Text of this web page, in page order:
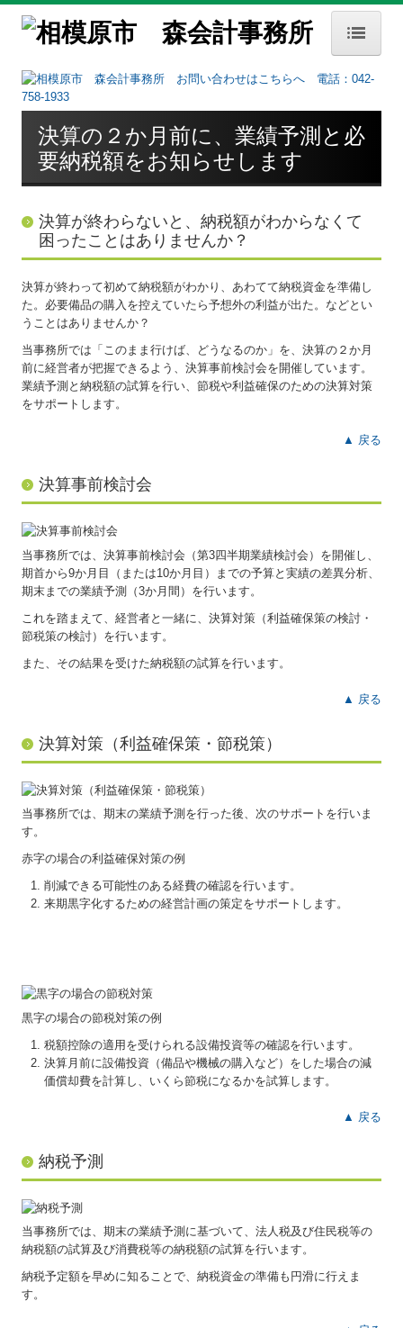
HOME
事務所案内
事務所概要
経営理念
交通案内
セミナー案内
業務内容
業務内容
FX4クラウド
社会福祉法人の皆様へ
補助金・助成金・融資情報
関与先向け融資商品ご紹介
経営者お役立ち情報
Q&A経営相談
TKCシステムQ&A
経営改善オンデマンド講座
円満な相続・事業承継を支援
求人情報
お客様の声
よくあるご質問
決算の２か月前に、業績予測と必
要納税額をお知らせします
決算が終わらないと、納税額がわからなくて
困ったことはありませんか？
決算が終わって初めて納税額がわかり、あわてて納税資金を準備し
た。必要備品の購入を控えていたら予想外の利益が出た。などとい
うことはありませんか？
当事務所では「このまま行けば、どうなるのか」を、決算の２か月
前に経営者が把握できるよう、決算事前検討会を開催しています。
業績予測と納税額の試算を行い、節税や利益確保のための決算対策
をサポートします。
▲ 戻る
決算事前検討会
当事務所では、決算事前検討会（第3四半期業績検討会）を開催し、
期首から9か月目（または10か月目）までの予算と実績の差異分析、
期末までの業績予測（3か月間）を行います。
これを踏まえて、経営者と一緒に、決算対策（利益確保策の検討・
節税策の検討）を行います。
また、その結果を受けた納税額の試算を行います。
▲ 戻る
決算対策（利益確保策・節税策）
当事務所では、期末の業績予測を行った後、次のサポートを行いま
す。
赤字の場合の利益確保対策の例
削減できる可能性のある経費の確認を行います。
来期黒字化するための経営計画の策定をサポートします。
黒字の場合の節税対策の例
税額控除の適用を受けられる設備投資等の確認を行います。
決算月前に設備投資（備品や機械の購入など）をした場合の減
価償却費を計算し、いくら節税になるかを試算します。
▲ 戻る
納税予測
当事務所では、期末の業績予測に基づいて、法人税及び住民税等の
納税額の試算及び消費税等の納税額の試算を行います。
納税予定額を早めに知ることで、納税資金の準備も円滑に行えま
す。